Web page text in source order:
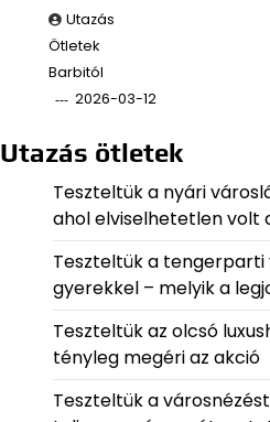
Utazás
Ötletek
Barbitól
2026-03-12
Utazás ötletek
Teszteltük a nyári
ahol elviselhetetlen volt
Teszteltük a tengerparti
gyerekkel – melyik a
Teszteltük az olcsó
tényleg megéri az akció
Teszteltük a